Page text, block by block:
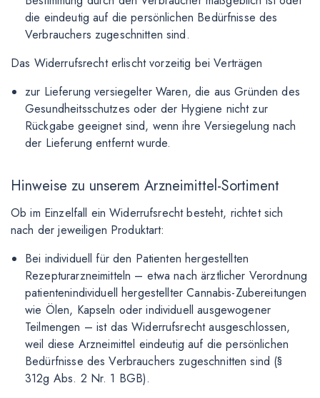
die eindeutig auf die persönlichen Bedürfnisse des
Verbrauchers zugeschnitten sind.
Das Widerrufsrecht erlischt vorzeitig bei Verträgen
zur Lieferung versiegelter Waren, die aus Gründen des
Gesundheitsschutzes oder der Hygiene nicht zur
Rückgabe geeignet sind, wenn ihre Versiegelung nach
der Lieferung entfernt wurde.
Hinweise zu unserem Arzneimittel-Sortiment
Ob im Einzelfall ein Widerrufsrecht besteht, richtet sich
nach der jeweiligen Produktart:
Bei individuell für den Patienten hergestellten
Rezepturarzneimitteln – etwa nach ärztlicher Verordnung
patientenindividuell hergestellter Cannabis-Zubereitungen
wie Ölen, Kapseln oder individuell ausgewogener
Teilmengen – ist das Widerrufsrecht ausgeschlossen,
weil diese Arzneimittel eindeutig auf die persönlichen
Bedürfnisse des Verbrauchers zugeschnitten sind (§
312g Abs. 2 Nr. 1 BGB).